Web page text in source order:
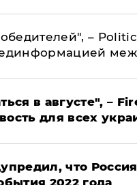
–
в августе", –
для всех
что
2022 года